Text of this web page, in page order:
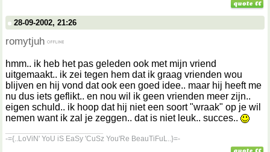
28-09-2002, 21:26
romytjuh
hmm.. ik heb het pas geleden ook met mijn vriend
uitgemaakt.. ik zei tegen hem dat ik graag vrienden wou
blijven en hij vond dat ook een goed idee.. maar hij heeft me
nu dus iets geflikt.. en nou wil ik geen vrienden meer zijn..
eigen schuld.. ik hoop dat hij niet een soort "wraak" op je wil
nemen want ik zal je zeggen.. dat is niet leuk.. succes..
-={..LoViN' YoU iS EaSy 'CuSz You'Re BeauTiFuL..}=-